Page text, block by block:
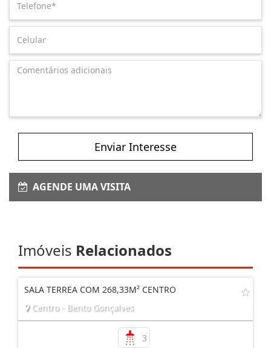
Enviar Interesse
AGENDE UMA VISITA
Imóveis Relacionados
SALA TERREA COM 268,33M² CENTRO
Centro - Bento Gonçalves
3